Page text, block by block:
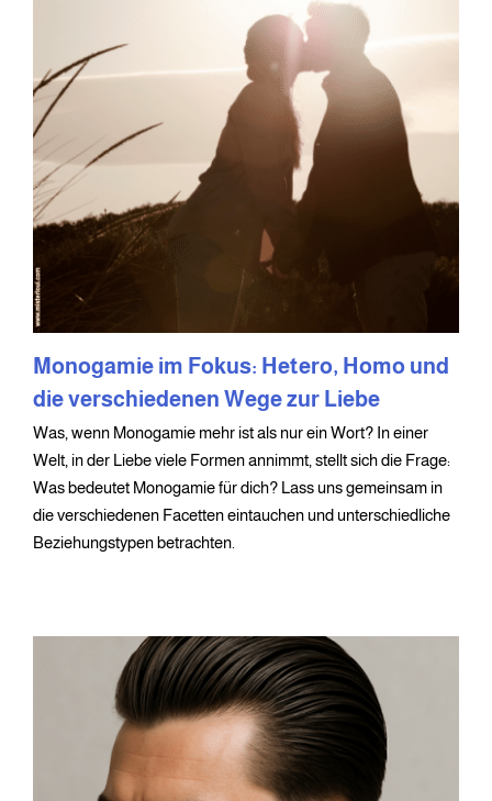
Monogamie im Fokus: Hetero, Homo und
die verschiedenen Wege zur Liebe
Was, wenn Monogamie mehr ist als nur ein Wort? In einer
Welt, in der Liebe viele Formen annimmt, stellt sich die Frage:
Was bedeutet Monogamie für dich? Lass uns gemeinsam in
die verschiedenen Facetten eintauchen und unterschiedliche
Beziehungstypen betrachten.